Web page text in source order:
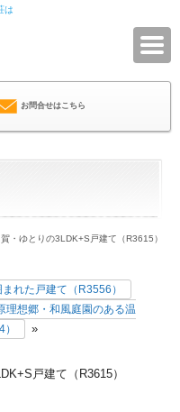
は
お問合せはこちら
・ゆとりの3LDK+S戸建て（R3615）
れた戸建て（R3556）
理想郷・和風庭園のある温
»
戸建て（R3615）